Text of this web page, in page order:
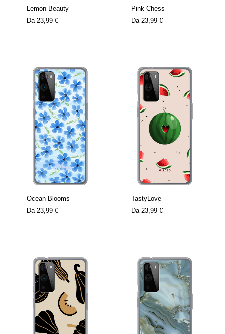
Lemon Beauty
Da 23,99 €
Pink Chess
Da 23,99 €
Ocean Blooms
Da 23,99 €
TastyLove
Da 23,99 €